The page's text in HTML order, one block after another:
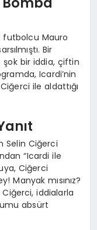
futbolcu Mauro
Bir
şok bir iddia, çiftin
Icardi’nin
ile aldattığı
Selin Ciğerci
“Icardi ile
Ciğerci
Manyak mısınız?
iddialarla
absürt